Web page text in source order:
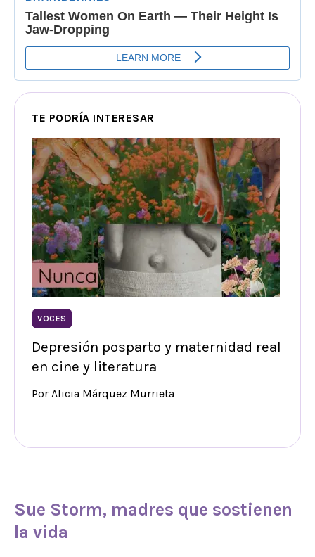
TE PODRÍA INTERESAR
VOCES
Depresión posparto y maternidad real
en cine y literatura
Por Alicia Márquez Murrieta
Sue Storm, madres que sostienen
la vida